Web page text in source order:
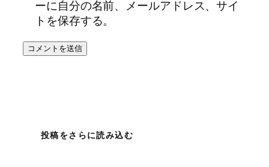
ーに自分の名前、メールアドレス、サイ
トを保存する。
投稿をさらに読み込む